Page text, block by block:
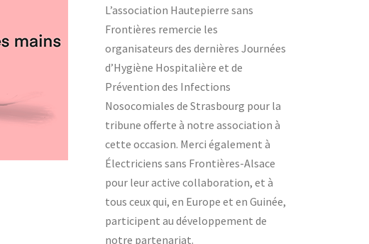
L’association Hautepierre sans
Frontières remercie les
organisateurs des dernières Journées
d’Hygiène Hospitalière et de
Prévention des Infections
Nosocomiales de Strasbourg pour la
tribune offerte à notre association à
cette occasion. Merci également à
Électriciens sans Frontières-Alsace
pour leur active collaboration, et à
tous ceux qui, en Europe et en Guinée,
participent au développement de
notre partenariat.